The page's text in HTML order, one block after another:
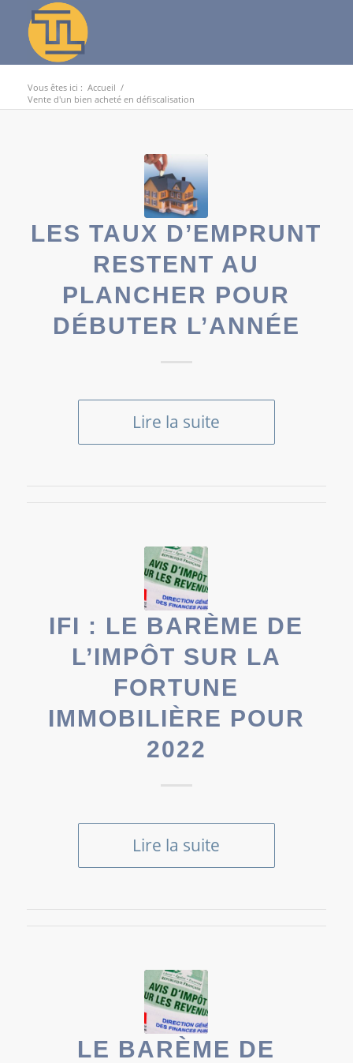
Vous êtes ici : Accueil /
Vente d'un bien acheté en défiscalisation
LES TAUX D’EMPRUNT
RESTENT AU
PLANCHER POUR
DÉBUTER L’ANNÉE
Lire la suite
IFI : LE BARÈME DE
L’IMPÔT SUR LA
FORTUNE
IMMOBILIÈRE POUR
2022
Lire la suite
LE BARÈME DE